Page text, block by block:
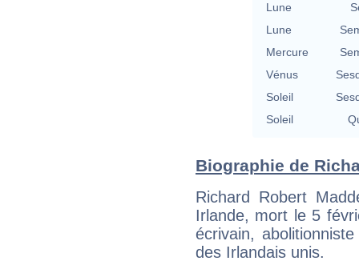
Lune
Lune
Mercure
Vénus
Soleil
Soleil
Biographie de
Richard Robert
Irlande, mort le 5
écrivain,
des Irlandais unis.